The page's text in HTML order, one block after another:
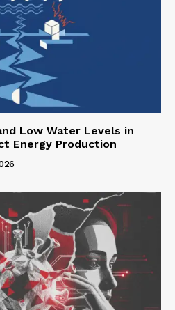
Low Water Levels in
Energy Production